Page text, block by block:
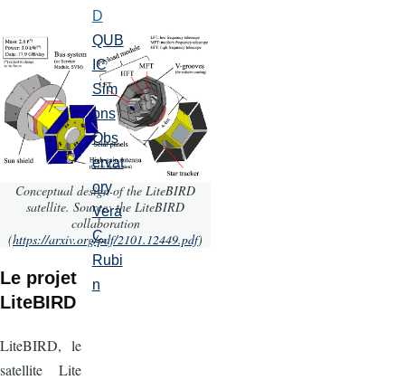
Conceptual design of the LiteBIRD
satellite. Source: the LiteBIRD
collaboration
(https://arxiv.org/pdf/2101.12449.pdf)
Le projet
LiteBIRD
LiteBIRD, le
satellite Lite
D
QUB
IC
Sim
ons
Obs
ervat
ory
Vera
C.
Rubi
n